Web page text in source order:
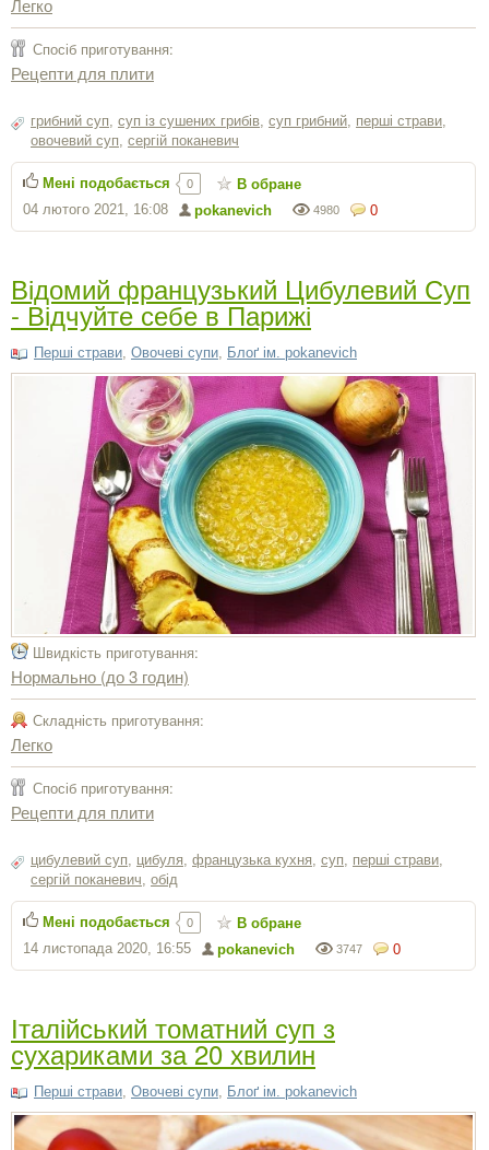
Спосіб приготування:
Рецепти для плити
грибний суп суп із сушених грибів суп грибний перші страви
овочевий суп сергiй поканевич
0
4980
pokanevich
04 лютого 2021, 16:08
Мені подобається 0 В обране
Відомий французький Цибулевий Суп
- Відчуйте себе в Парижі
Перші страви Овочеві супи Блоґ ім. pokanevich
Швидкість приготування:
Нормально (до 3 годин)
Складність приготування:
Легко
Спосіб приготування:
Рецепти для плити
цибулевий суп цибуля французька кухня суп перші страви
сергiй поканевич обід
0
3747
pokanevich
14 листопада 2020, 16:55
Мені подобається 0 В обране
Італійський томатний суп з
сухариками за 20 хвилин
Перші страви Овочеві супи Блоґ ім. pokanevich